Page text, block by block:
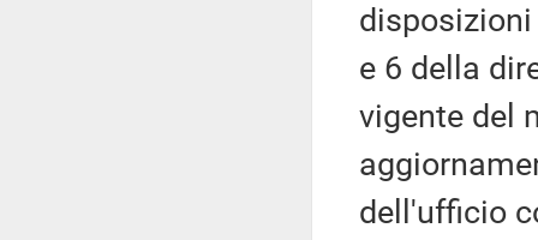
e 6 della
vigente del
dell'ufficio